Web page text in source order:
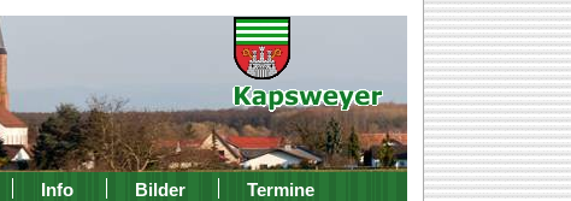
Info Bilder Termine